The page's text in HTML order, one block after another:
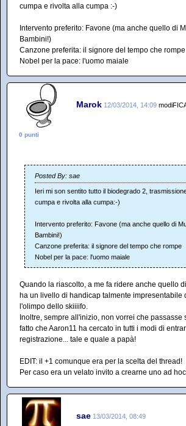
cumpa e rivolta alla cumpa :-)
Intervento preferito: Favone (ma anche quello di
Bambini!)
Canzone preferita: il signore del tempo che rompe
Nobel per la pace: l'uomo maiale
Marok 12/03/2014, 14:09
0 punti
Posted By: sae
Ieri mi son sentito tutto il biodegrado 2,
cumpa e rivolta alla cumpa:-)
Intervento preferito: Favone (ma anche quello di
Bambini!)
Canzone preferita: il signore del tempo che rompe
Nobel per la pace: l'uomo maiale
Quando la riascolto, a me fa ridere anche quello
ha un livello di handicap talmente impresentabile
l'olimpo dello skiiiifo.
Inoltre, sempre all'inizio, non vorrei che passasse
fatto che Aaron11 ha cercato in tutti i modi di
registrazione... tale e quale a papà!
EDIT: il +1 comunque era per la scelta del thread!
Per caso era un velato invito a crearne uno ad
sae 13/03/2014, 08:49